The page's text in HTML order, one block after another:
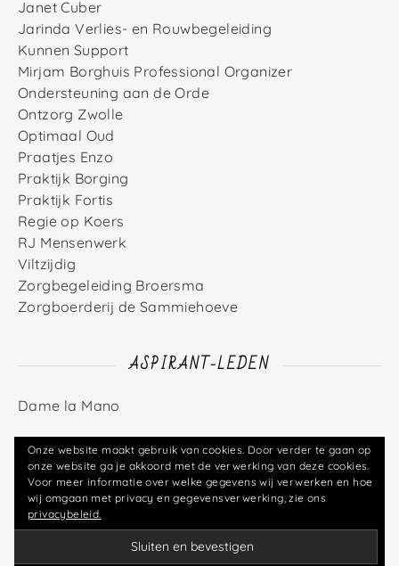
Janet Cuber
Jarinda Verlies- en Rouwbegeleiding
Kunnen Support
Mirjam Borghuis Professional Organizer
Ondersteuning aan de Orde
Ontzorg Zwolle
Optimaal Oud
Praatjes Enzo
Praktijk Borging
Praktijk Fortis
Regie op Koers
RJ Mensenwerk
Viltzijdig
Zorgbegeleiding Broersma
Zorgboerderij de Sammiehoeve
ASPIRANT-LEDEN
Dame la Mano
© Zorgcoöperatie Klaver4you U.A. (2026)
Onze website maakt gebruik van cookies. Door verder te gaan op
onze website ga je akkoord met de verwerking van deze cookies.
Voor meer informatie over welke gegevens wij verwerken en hoe
wij omgaan met privacy en gegevensverwerking, zie ons
privacybeleid.